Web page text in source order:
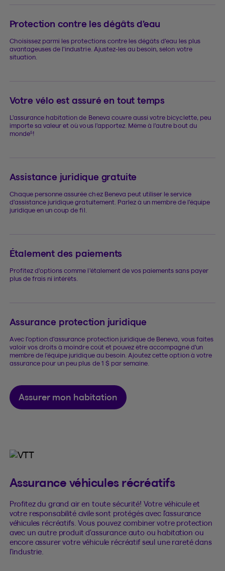
Protection contre les dégâts d’eau
Choisissez parmi les protections contre les dégâts d’eau les plus
avantageuses de l’industrie. Ajustez-les au besoin, selon votre
situation.
Votre vélo est assuré en tout temps
L’assurance habitation de Beneva couvre aussi votre bicyclette, peu
importe sa valeur et où vous l’apportez. Même à l’autre bout du
monde5 !
Assistance juridique gratuite
Chaque personne assurée chez Beneva peut utiliser le service
d’assistance juridique gratuitement. Parlez à un membre de l’équipe
juridique en un coup de fil.
Étalement des paiements
Profitez d’options comme l’étalement de vos paiements sans payer
plus de frais ni intérêts.
Assurance protection juridique
Avec l’option d’assurance protection juridique de Beneva, vous faites
valoir vos droits à moindre coût et pouvez être accompagné d’un
membre de l’équipe juridique au besoin. Ajoutez cette option à votre
assurance pour un peu plus de 1 $ par semaine.
Assurer mon habitation
Assurance véhicules récréatifs
Profitez du grand air en toute sécurité! Votre véhicule et
votre responsabilité civile sont protégés avec l’assurance
véhicules récréatifs. Vous pouvez combiner votre protection
avec un autre produit d’assurance auto ou habitation ou
encore assurer votre véhicule récréatif seul une rareté dans
l’industrie.